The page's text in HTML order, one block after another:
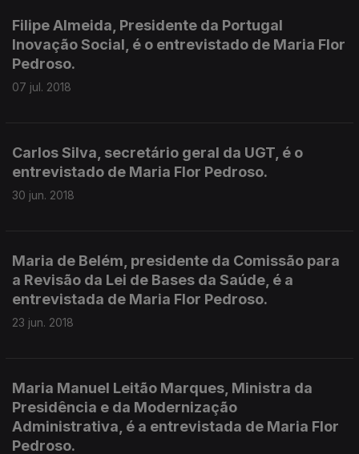
Filipe Almeida, Presidente da Portugal
Inovação Social, é o entrevistado de Maria Flor
Pedroso.
07 jul. 2018
Carlos Silva, secretário geral da UGT, é o
entrevistado de Maria Flor Pedroso.
30 jun. 2018
Maria de Belém, presidente da Comissão para
a Revisão da Lei de Bases da Saúde, é a
entrevistada de Maria Flor Pedroso.
23 jun. 2018
Maria Manuel Leitão Marques, Ministra da
Presidência e da Modernização
Administrativa, é a entrevistada de Maria Flor
Pedroso.